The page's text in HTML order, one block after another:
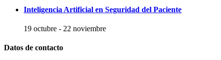
Inteligencia Artificial en Seguridad del Paciente
19 octubre - 22 noviembre
Datos de contacto